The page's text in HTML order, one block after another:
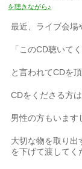
を聴きながら♪
最近、ライブ会場
「このCD聴いて
と言われてCDを
CDをくださる方
男性の方もいます
大切な物を取り出
を下げて渡してく